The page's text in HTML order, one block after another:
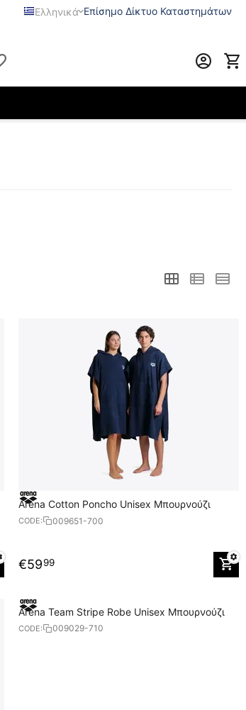
Επίσημο Δίκτυο Καταστημάτων
Ελληνικά
Arena Cotton Poncho Unisex Μπουρνούζι
CODE: 009651-700
€5999
Arena Team Stripe Robe Unisex Μπουρνούζι
CODE: 009029-710